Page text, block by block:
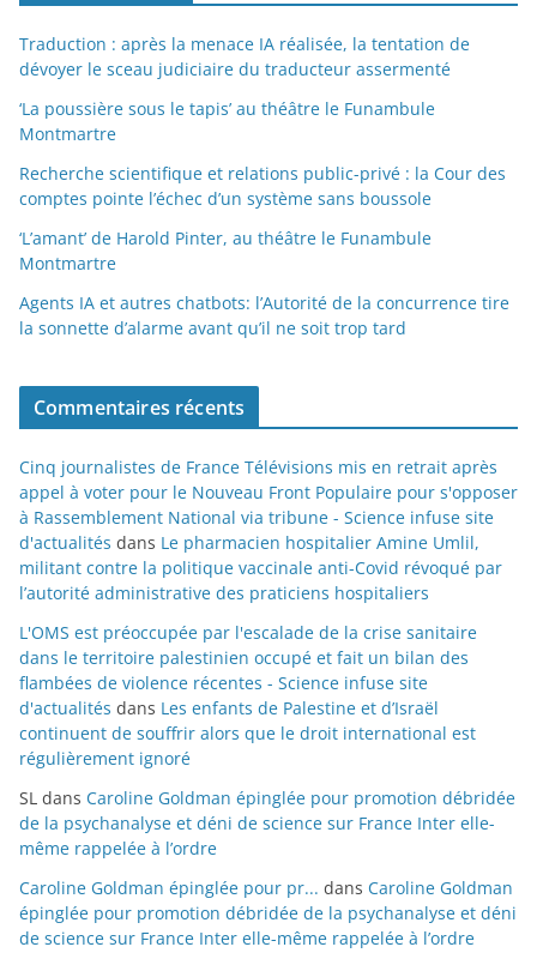
Traduction : après la menace IA réalisée, la tentation de
dévoyer le sceau judiciaire du traducteur assermenté
‘La poussière sous le tapis’ au théâtre le Funambule
Montmartre
Recherche scientifique et relations public-privé : la Cour des
comptes pointe l’échec d’un système sans boussole
‘L’amant’ de Harold Pinter, au théâtre le Funambule
Montmartre
Agents IA et autres chatbots: l’Autorité de la concurrence tire
la sonnette d’alarme avant qu’il ne soit trop tard
Commentaires récents
Cinq journalistes de France Télévisions mis en retrait après
appel à voter pour le Nouveau Front Populaire pour s'opposer
à Rassemblement National via tribune - Science infuse site
d'actualités dans Le pharmacien hospitalier Amine Umlil,
militant contre la politique vaccinale anti-Covid révoqué par
l’autorité administrative des praticiens hospitaliers
L'OMS est préoccupée par l'escalade de la crise sanitaire
dans le territoire palestinien occupé et fait un bilan des
flambées de violence récentes - Science infuse site
d'actualités dans Les enfants de Palestine et d’Israël
continuent de souffrir alors que le droit international est
régulièrement ignoré
SL dans Caroline Goldman épinglée pour promotion débridée
de la psychanalyse et déni de science sur France Inter elle-
même rappelée à l’ordre
Caroline Goldman épinglée pour pr... dans Caroline Goldman
épinglée pour promotion débridée de la psychanalyse et déni
de science sur France Inter elle-même rappelée à l’ordre